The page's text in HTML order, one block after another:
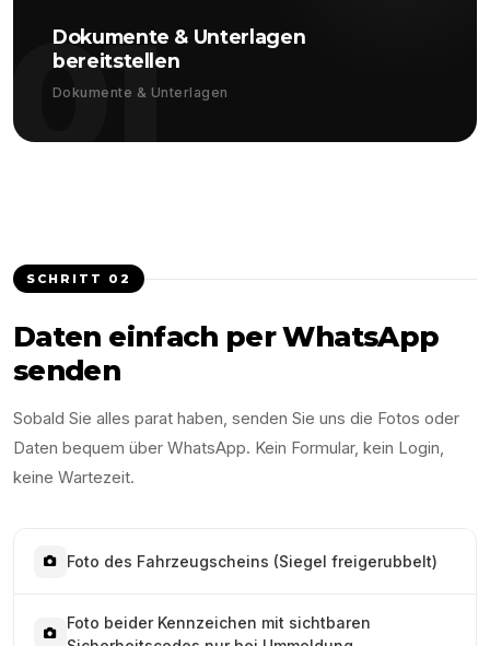
01
Dokumente & Unterlagen
bereitstellen
Dokumente & Unterlagen
SCHRITT 02
Daten einfach per WhatsApp
senden
Sobald Sie alles parat haben, senden Sie uns die Fotos oder
Daten bequem über WhatsApp. Kein Formular, kein Login,
keine Wartezeit.
Foto des Fahrzeugscheins (Siegel freigerubbelt)
Foto beider Kennzeichen mit sichtbaren